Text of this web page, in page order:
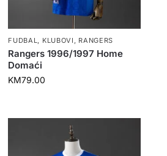
FUDBAL, KLUBOVI , RANGERS
Rangers 1996/1997 Home
Domaći
KM79.00